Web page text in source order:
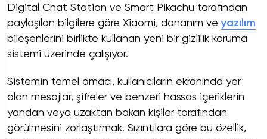
Digital Chat Station ve Smart Pikachu tarafından
paylaşılan bilgilere göre Xiaomi, donanım veyazılım
bileşenlerini birlikte kullanan yeni bir gizlilik koruma
sistemi üzerinde çalışıyor.
Sistemin temel amacı, kullanıcıların ekranında yer
alan mesajlar, şifreler ve benzeri hassas içeriklerin
yandan veya uzaktan bakan kişiler tarafından
görülmesini zorlaştırmak. Sızıntılara göre bu özellik,